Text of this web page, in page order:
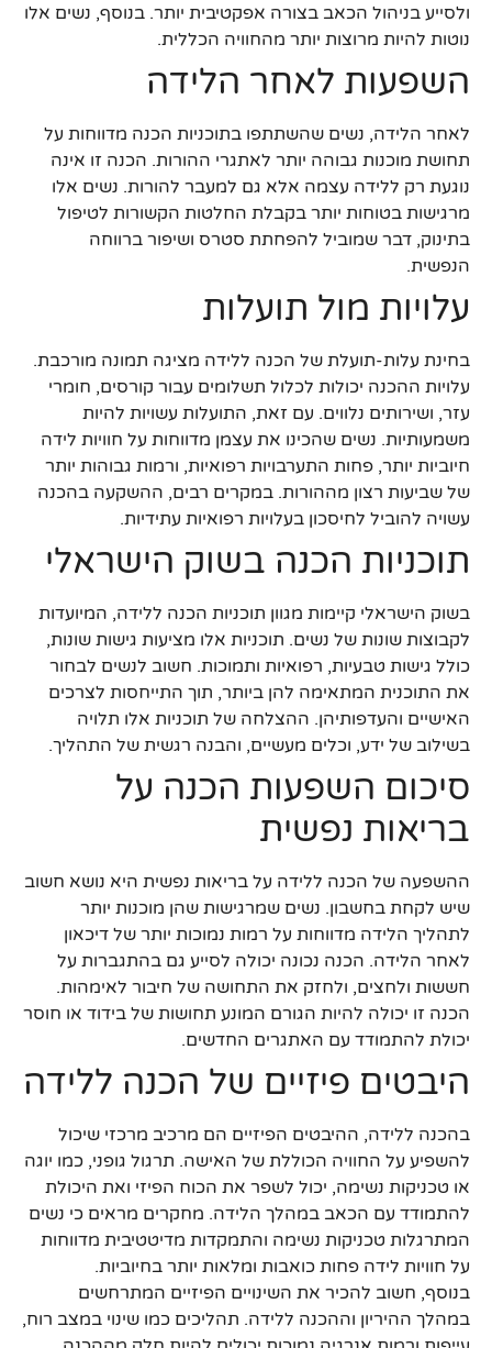
ולסייע בניהול הכאב בצורה אפקטיבית יותר. בנוסף, נשים אלו
נוטות להיות מרוצות יותר מהחוויה הכללית.
השפעות לאחר הלידה
לאחר הלידה, נשים שהשתתפו בתוכניות הכנה מדווחות על
תחושת מוכנות גבוהה יותר לאתגרי ההורות. הכנה זו אינה
נוגעת רק ללידה עצמה אלא גם למעבר להורות. נשים אלו
מרגישות בטוחות יותר בקבלת החלטות הקשורות לטיפול
בתינוק, דבר שמוביל להפחתת סטרס ושיפור ברווחה
הנפשית.
עלויות מול תועלות
בחינת עלות-תועלת של הכנה ללידה מציגה תמונה מורכבת.
עלויות ההכנה יכולות לכלול תשלומים עבור קורסים, חומרי
עזר, ושירותים נלווים. עם זאת, התועלות עשויות להיות
משמעותיות. נשים שהכינו את עצמן מדווחות על חוויות לידה
חיוביות יותר, פחות התערבויות רפואיות, ורמות גבוהות יותר
של שביעות רצון מההורות. במקרים רבים, ההשקעה בהכנה
עשויה להוביל לחיסכון בעלויות רפואיות עתידיות.
תוכניות הכנה בשוק הישראלי
בשוק הישראלי קיימות מגוון תוכניות הכנה ללידה, המיועדות
לקבוצות שונות של נשים. תוכניות אלו מציעות גישות שונות,
כולל גישות טבעיות, רפואיות ותמוכות. חשוב לנשים לבחור
את התוכנית המתאימה להן ביותר, תוך התייחסות לצרכים
האישיים והעדפותיהן. ההצלחה של תוכניות אלו תלויה
בשילוב של ידע, וכלים מעשיים, והבנה רגשית של התהליך.
סיכום השפעות הכנה על
בריאות נפשית
ההשפעה של הכנה ללידה על בריאות נפשית היא נושא חשוב
שיש לקחת בחשבון. נשים שמרגישות שהן מוכנות יותר
לתהליך הלידה מדווחות על רמות נמוכות יותר של דיכאון
לאחר הלידה. הכנה נכונה יכולה לסייע גם בהתגברות על
חששות ולחצים, ולחזק את התחושה של חיבור לאימהות.
הכנה זו יכולה להיות הגורם המונע תחושות של בידוד או חוסר
יכולת להתמודד עם האתגרים החדשים.
היבטים פיזיים של הכנה ללידה
בהכנה ללידה, ההיבטים הפיזיים הם מרכיב מרכזי שיכול
להשפיע על החוויה הכוללת של האישה. תרגול גופני, כמו יוגה
או טכניקות נשימה, יכול לשפר את הכוח הפיזי ואת היכולת
להתמודד עם הכאב במהלך הלידה. מחקרים מראים כי נשים
המתרגלות טכניקות נשימה והתמקדות מדיטטיבית מדווחות
על חוויות לידה פחות כואבות ומלאות יותר בחיוביות.
בנוסף, חשוב להכיר את השינויים הפיזיים המתרחשים
במהלך ההיריון וההכנה ללידה. תהליכים כמו שינוי במצב רוח,